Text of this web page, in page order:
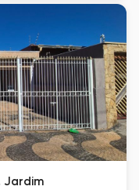
Jardim